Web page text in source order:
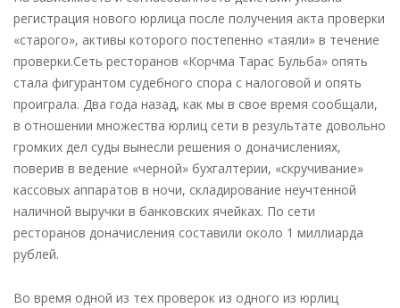
регистрация нового юрлица после получения акта проверки
«старого», активы которого постепенно «таяли» в течение
проверки.Сеть ресторанов «Корчма Тарас Бульба» опять
стала фигурантом судебного спора с налоговой и опять
проиграла. Два года назад, как мы в свое время сообщали,
в отношении множества юрлиц сети в результате довольно
громких дел суды вынесли решения о доначислениях,
поверив в ведение «черной» бухгалтерии, «скручивание»
кассовых аппаратов в ночи, складирование неучтенной
наличной выручки в банковских ячейках. По сети
ресторанов доначисления составили около 1 миллиарда
рублей.
Во время одной из тех проверок из одного из юрлиц